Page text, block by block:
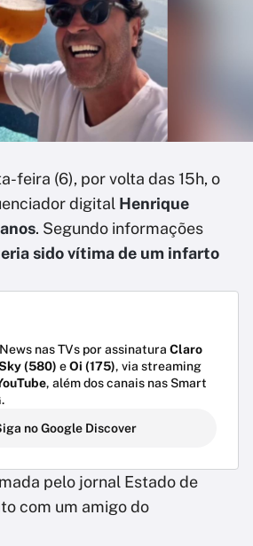
feira (6), por volta das 15h, o
digital Henrique
. Segundo informações
sido vítima de um infarto
nas TVs por assinatura Claro
(580) eOi (175), via streaming
, além dos canais nas Smart
.
no Google Discover
pelo jornal Estado de
com um amigo do